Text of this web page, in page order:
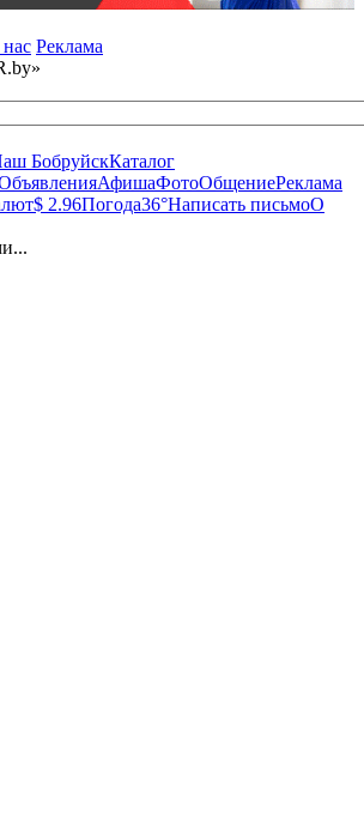
Реклама
БобруйскКаталог
АфишаФотоОбщениеРеклама
$ 2.96Погода36°Написать письмоО